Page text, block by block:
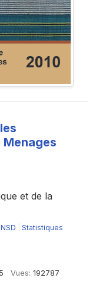
et de la
Statistiques
Vues: 192787